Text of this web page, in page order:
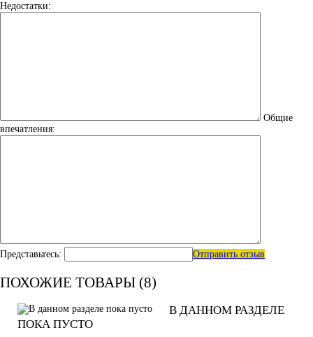
Недостатки:
Общие
впечатления:
Представьтесь: Отправить отзыв
ПОХОЖИЕ ТОВАРЫ (8)
В ДАННОМ РАЗДЕЛЕ
ПОКА ПУСТО